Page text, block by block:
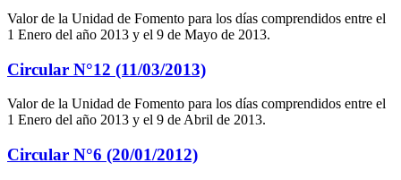
Valor de la Unidad de Fomento para los días comprendidos entre el
1 Enero del año 2013 y el 9 de Mayo de 2013.
Circular N°12 (11/03/2013)
Valor de la Unidad de Fomento para los días comprendidos entre el
1 Enero del año 2013 y el 9 de Abril de 2013.
Circular N°6 (20/01/2012)